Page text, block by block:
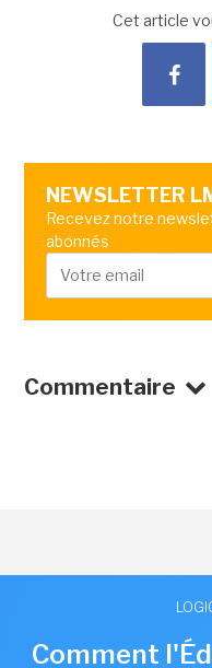
Cet article
NEWSLETTER
Recevez notre
abonnés
Commentaire
Comment